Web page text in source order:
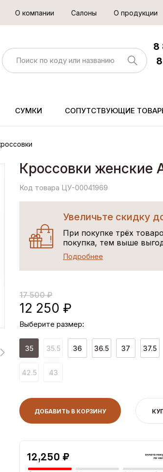
О компании Салоны О продукции
8
СУМКИ СОПУТСТВУЮЩИЕ
Кроссовки женские
Код товара ЦУ-00041969
Увеличьте скидку
При покупке трёх
покупка, тем выше
Подробнее
17 500 ₽
12 250 ₽
Выберите размер:
35 35.5 36 36.5 37 37.5
42.5 43
ДОБАВИТЬ В КОРЗИНУ
12,250 ₽